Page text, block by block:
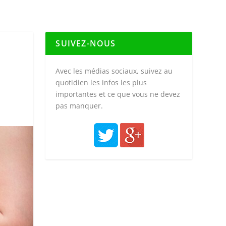
SUIVEZ-NOUS
Avec les médias sociaux, suivez au
quotidien les infos les plus
importantes et ce que vous ne devez
pas manquer.